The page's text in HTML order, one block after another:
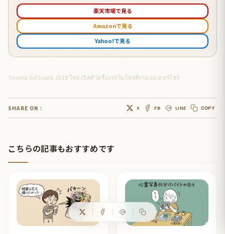
楽天市場で見る
Amazonで見る
Yahoo!で見る
Toyota GR Supra 2019 ใหม่ เปิดตัวครั้งแรกในไทยที่งานมอเตอร์โชว์
SHARE ON : X FB LINE COPY
こちらの記事もおすすめです